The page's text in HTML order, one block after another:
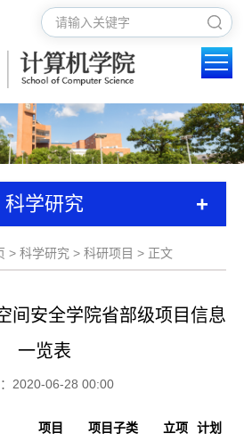
科学研究 +
> 科学研究 > 科研项目 > 正文
间安全学院省部级项目信息
一览表
：2020-06-28 00:00
项目
项目子类
立项
计划